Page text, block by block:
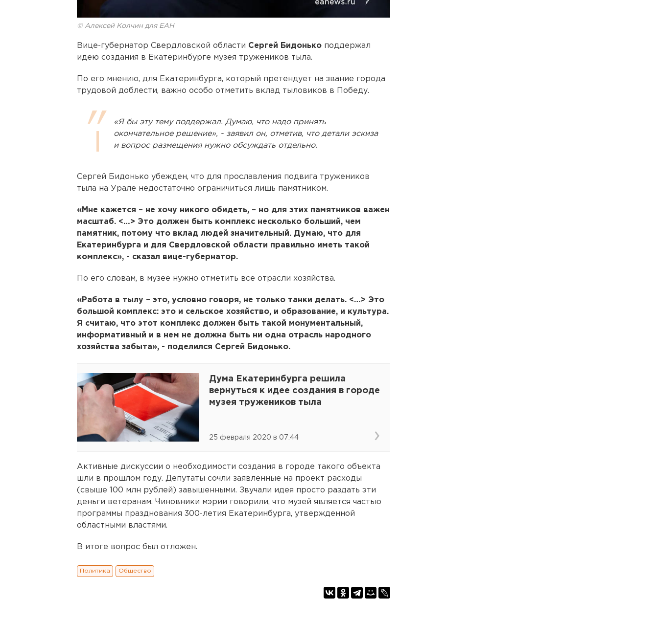
© Алексей Колчин для ЕАН
Вице-губернатор Свердловской области Сергей Бидонько поддержал
идею создания в Екатеринбурге музея тружеников тыла.
По его мнению, для Екатеринбурга, который претендует на звание города
трудовой доблести, важно особо отметить вклад тыловиков в Победу.
«Я бы эту тему поддержал. Думаю, что надо принять
окончательное решение», - заявил он, отметив, что детали эскиза
и вопрос размещения нужно обсуждать отдельно.
Сергей Бидонько убежден, что для прославления подвига тружеников
тыла на Урале недостаточно ограничиться лишь памятником.
«Мне кажется – не хочу никого обидеть, – но для этих памятников важен
масштаб. <…> Это должен быть комплекс несколько больший, чем
памятник, потому что вклад людей значительный. Думаю, что для
Екатеринбурга и для Свердловской области правильно иметь такой
комплекс», - сказал вице-губернатор.
По его словам, в музее нужно отметить все отрасли хозяйства.
«Работа в тылу – это, условно говоря, не только танки делать. <…> Это
большой комплекс: это и сельское хозяйство, и образование, и культура.
Я считаю, что этот комплекс должен быть такой монументальный,
информативный и в нем не должна быть ни одна отрасль народного
хозяйства забыта», - поделился Сергей Бидонько.
Дума Екатеринбурга решила
вернуться к идее создания в городе
музея тружеников тыла
25 февраля 2020 в 07:44
Активные дискуссии о необходимости создания в городе такого объекта
шли в прошлом году. Депутаты сочли заявленные на проект расходы
(свыше 100 млн рублей) завышенными. Звучали идея просто раздать эти
деньги ветеранам. Чиновники мэрии говорили, что музей является частью
программы празднования 300-летия Екатеринбурга, утвержденной
областными властями.
В итоге вопрос был отложен.
Политика Общество